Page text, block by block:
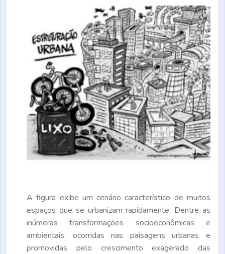
A figura exibe um cenário característico de muitos
espaços que se urbanizam rapidamente. Dentre as
inúmeras transformações socioeconômicas e
ambientais, ocorridas nas paisagens urbanas e
promovidas pelo crescimento exagerado das